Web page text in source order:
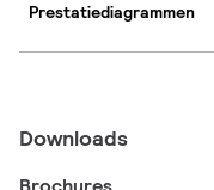
Prestatiediagrammen
Downloads